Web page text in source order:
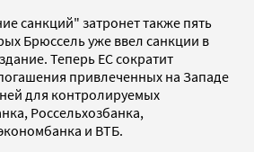
санкций" затронет также пять
Брюссель уже ввел санкции в
Теперь ЕС сократит
привлеченных на Западе
для контролируемых
Россельхозбанка,
и ВТБ.